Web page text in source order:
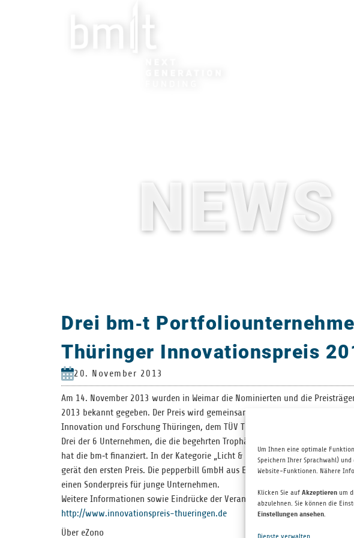
Um Ihnen eine optimale
Speichern Ihrer Sprachwahl)
Website-Funktionen. Nähere
Klicken Sie auf Akzeptieren um
abzulehnen. Sie können die
Einstellungen ansehen
Dienste verwalten
NEWS
Drei bm‑t
Thüringer Innovationspreis
20. November 2013
Am 14. Novem­ber 2013 wur­den in Wei­mar die Nomi­nier­ten und die
2013 bekannt gege­ben. Der Preis wird gemein­sam vom Thü­rin­ger
Inno­va­tion und For­schung Thü­rin­gen, dem TÜV Thü­rin­gen sowie der Ernst-
Drei der 6 Unter­neh­men, die die begehr­ten Tro­phäen und das Preis­geld in
hat die bm‑t finan­ziert. In der Kate­go­rie „Licht & Leben“ erhielt die eZono
ge­rät den ers­ten Preis. Die pep­per­bill GmbH aus Erfurt und die Inno­va­tive
einen Son­der­preis für junge Unternehmen.
Wei­tere Infor­ma­tio­nen sowie Ein­drü­cke der Ver­an­stal­tung fin­den Sie auf der
http://www.innovationspreis-thueringen.de
Über eZono